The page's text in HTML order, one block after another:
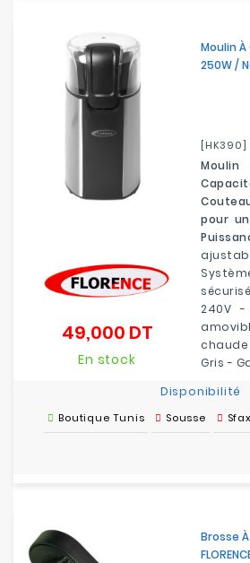
Moulin À
250W /
[HK390]
Moulin
pour
240V -
Gris -
49,000 DTPrix
En stock
Disponibilité
Boutique Tunis Sousse Sfax
Brosse